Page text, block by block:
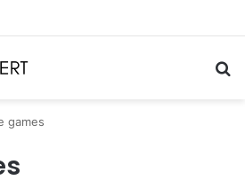
incríveis em eletrônicos
games